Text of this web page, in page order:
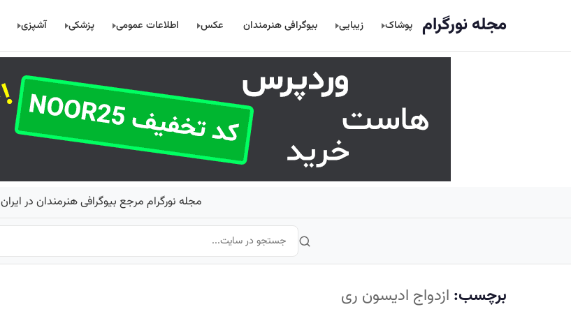
مجله نورگرام پوشاک زیبایی بیوگرافی هنرمندان عکس اطلاعات عمومی پزشکی آشپزی
مجله نورگرام مرجع بیوگرافی هنرمندان در ایران
برچسب: ازدواج ادیسون ری